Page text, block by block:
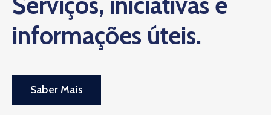
informações úteis.
Saber Mais